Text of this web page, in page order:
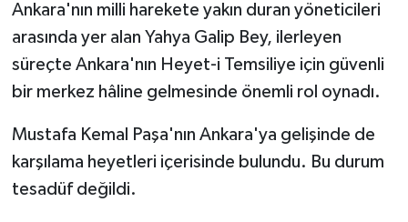
Ankara'nın milli harekete yakın duran yöneticileri
arasında yer alan Yahya Galip Bey, ilerleyen
süreçte Ankara'nın Heyet-i Temsiliye için güvenli
bir merkez hâline gelmesinde önemli rol oynadı.
Mustafa Kemal Paşa'nın Ankara'ya gelişinde de
karşılama heyetleri içerisinde bulundu. Bu durum
tesadüf değildi.